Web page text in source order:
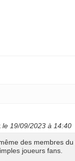
le 19/09/2023 à 14:40
des membres
joueurs fans.